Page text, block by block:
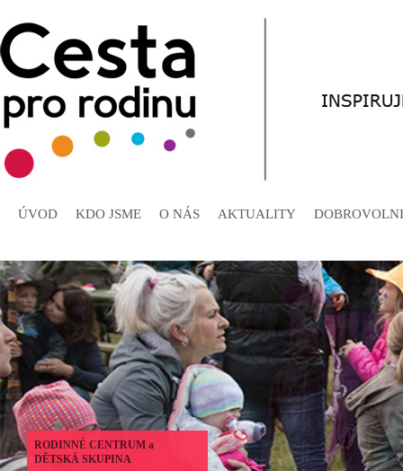
ÚVOD KDO JSME O NÁS AKTUALITY
RODINNÉ CENTRUM a
DĚTSKÁ SKUPINA